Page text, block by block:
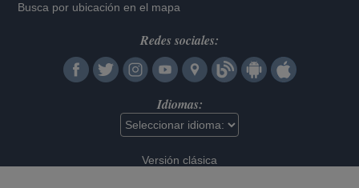
Busca por ubicación en el mapa
Redes sociales:
Idiomas:
Versión clásica